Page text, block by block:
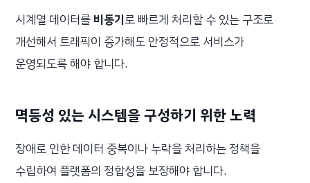
시계열 데이터를 비동기로 빠르게 처리할 수 있는 구조로
개선해서 트래픽이 증가해도 안정적으로 서비스가
운영되도록 해야 합니다.
멱등성 있는 시스템을 구성하기 위한 노력
장애로 인한 데이터 중복이나 누락을 처리하는 정책을
수립하여 플랫폼의 정합성을 보장해야 합니다.